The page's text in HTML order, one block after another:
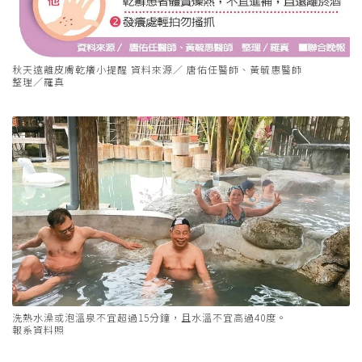
秋天遠離皮膚乾癢小提醒 資料來源／ 唐佑任醫師、黃毓惠醫師
整理／羅真
洗熱水澡或泡溫泉不宜超過15分鐘，且水溫不宜高過40度。
報系資料照